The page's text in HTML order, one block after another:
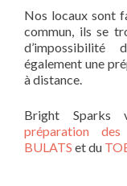
Nos locaux sont
commun, ils se
d’impossibilité
également une
à distance.
Bright Sparks
préparation
BULATS et du